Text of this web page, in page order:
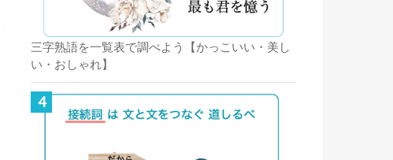
三字熟語を一覧表で調べよう【かっこいい・美し
い・おしゃれ】